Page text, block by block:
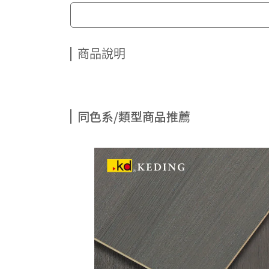
商品說明
同色系/類型商品推薦